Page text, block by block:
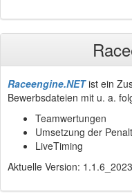
Raceengine.NETist ein
Bewerbsdateien mit u. a.
Teamwertungen
Umsetzung der
LiveTiming
Aktuelle Version: